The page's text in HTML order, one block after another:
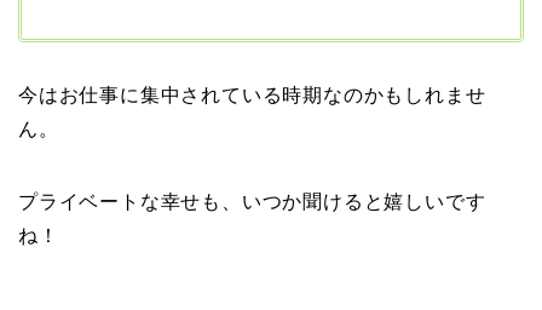
中森明菜の結婚歴！豪華
「隠し子」の噂とは？
二宮和也と嫁・伊藤綾子
今はお仕事に集中されている時期なのかもしれませ
ん。
プライベートな幸せも、いつか聞けると嬉しいです
ね！